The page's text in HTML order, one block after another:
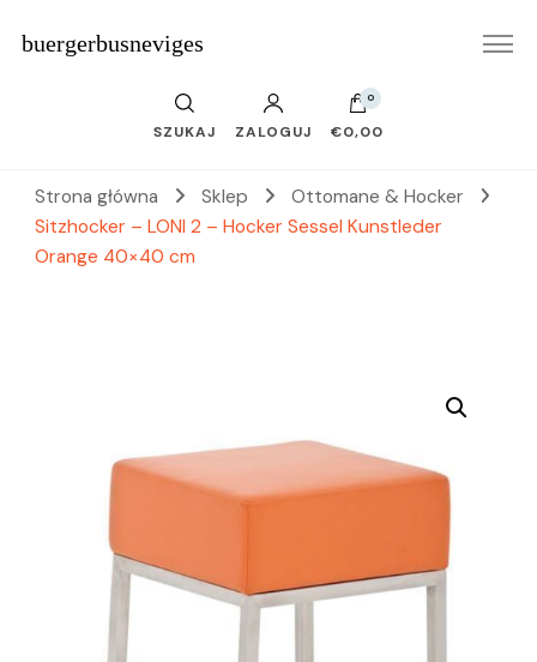
buergerbusneviges
SZUKAJ ZALOGUJ
0
€0,00
Strona główna Sklep
Ottomane & Hocker
Sitzhocker – LONI 2 – Hocker Sessel Kunstleder
Orange 40×40 cm